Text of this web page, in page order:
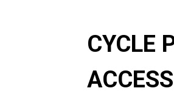
CYCLE